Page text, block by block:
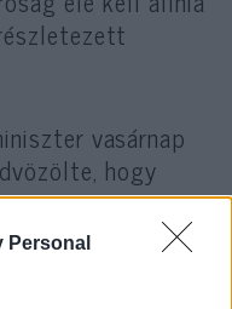
Personal
vasárnap
hogy
erősített, egy